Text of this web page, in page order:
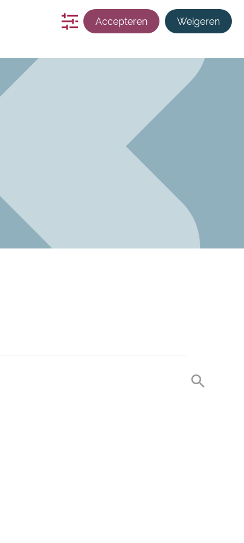
contact
Inloggen
Accepteren Weigeren